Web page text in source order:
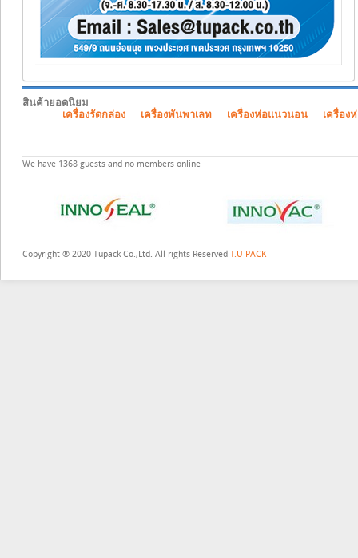
สินค้ายอดนิยม
เครื่องรัดกล่อง
เครื่องพันพาเลท เครื่องห่อแนวนอน เครื่อง
We have 1368 guests and no members online
Copyright ® 2020 Tupack Co.,Ltd. All rights Reserved T.U PACK